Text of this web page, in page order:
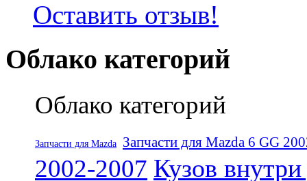
Оставить отзыв!
Облако категорий
Облако категорий
Запчасти для Mazda Запчасти для Mazda 6 GG
2002-2007 Кузов